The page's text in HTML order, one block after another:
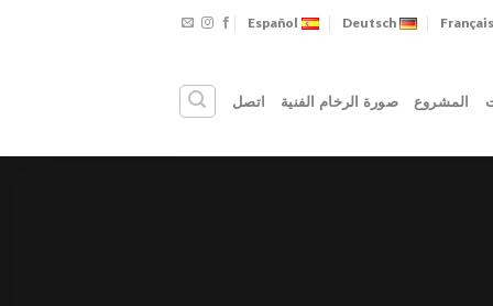
Français
Deutsch
Español
المشروع صورة الرخام الفنية اتصل